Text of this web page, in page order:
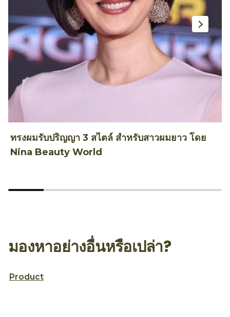
ทรงผมรับปริญญา 3 สไตล์ สำหรับสาวผมยาว โดย
Nina Beauty World
มองหาอย่างอื่นหรือเปล่า?
Product